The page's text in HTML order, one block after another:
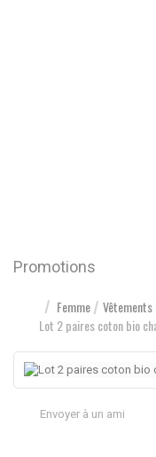
Promotions
Femme Vêtements
Lot 2 paires coton bio
Envoyer à un ami